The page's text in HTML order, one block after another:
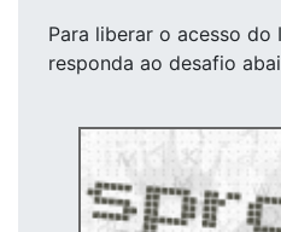
Para liberar o acesso do
responda ao desafio